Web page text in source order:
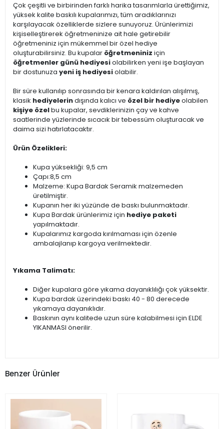
Çok çeşitli ve birbirinden farklı harika tasarımlarla ürettiğimiz,
yüksek kalite baskılı kupalarımızı, tüm aradıklarınızı
karşılayacak özelliklerde sizlere sunuyoruz. Ürünlerimizi
kişiselleştirerek öğretmeninize ait hale getirebilir
öğretmeniniz için mükemmel bir özel hediye
oluşturabilirsiniz. Bu kupalar öğretmeniniz için
öğretmenler günü hediyesiolabilirken yeni işe başlayan
bir dostunuza yeni iş hediyesiolabilir.
Bir süre kullanılıp sonrasında bir kenara kaldırılan alışılmış,
klasik hediyelerindışında kalıcı ve özel bir hediyeolabilen
kişiye özelbu kupalar, sevdiklerinizin çay ve kahve
saatlerinde yüzlerinde sıcacık bir tebessüm oluşturacak ve
daima sizi hatırlatacaktır.
Ürün Özelikleri:
Kupa yüksekliği: 9,5 cm
Çapı:8,5 cm
Malzeme: Kupa Bardak Seramik malzemeden
üretilmiştir.
Kupanın her iki yüzünde de baskı bulunmaktadır.
Kupa Bardak ürünlerimiz için hediye paketi
yapılmaktadır.
Kupalarımız kargoda kırılmaması için özenle
ambalajlanıp kargoya verilmektedir.
Yıkama Talimatı:
Diğer kupalara göre yıkama dayanıklılığı çok yüksektir.
Kupa bardak üzerindeki baskı 40 - 80 derecede
yıkamaya dayanıklıdır.
Baskının aynı kalitede uzun süre kalabilmesi için ELDE
YIKANMASI önerilir.
Benzer Ürünler